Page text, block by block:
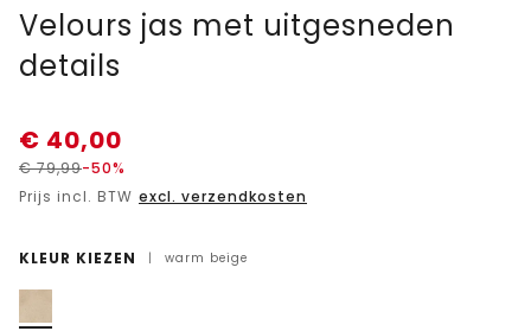
Velours jas met uitgesneden
details
€ 40,00
€79,99-50%
Prijs incl. BTW excl. verzendkosten
KLEUR KIEZEN | warm beige